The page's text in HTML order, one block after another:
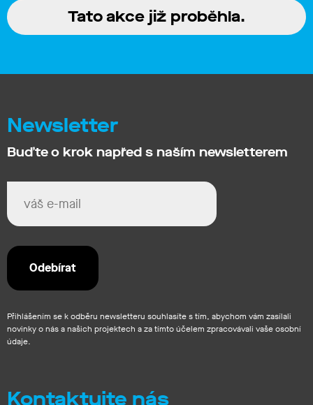
Tato akce již proběhla.
Newsletter
Buďte o krok napřed s naším newsletterem
Přihlášením se k odběru newsletteru souhlasíte s tím, abychom vám zasílali
novinky o nás a našich projektech a za tímto účelem zpracovávali vaše osobní
údaje.
Kontaktujte nás